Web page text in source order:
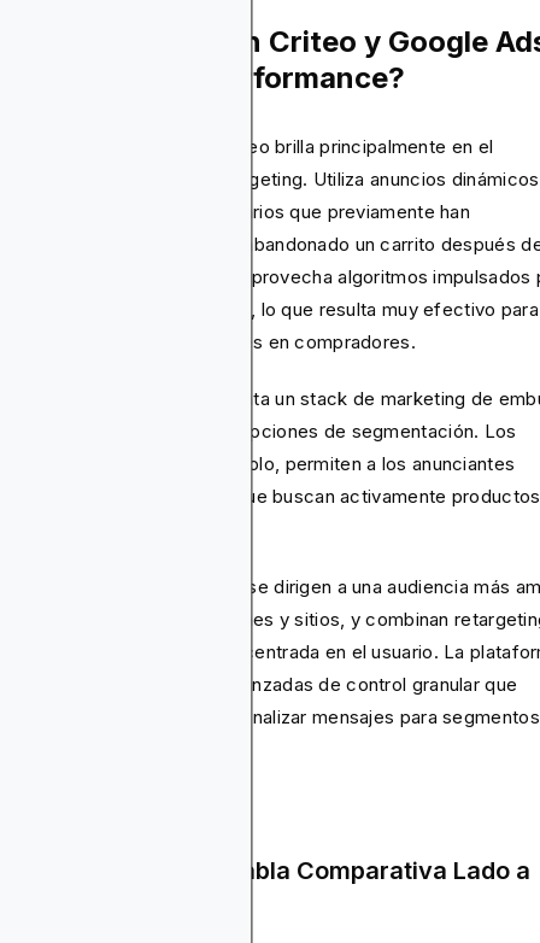
se Comparan Criteo y Google
Publicidad de Performance?
publicitaria de Criteo brilla principalmente en el
de publicidad de retargeting. Utiliza anuncios dinámicos
conectar e involucrar a usuarios que previamente han
con un producto o abandonado un carrito después
artículos. Para lograrlo, aprovecha algoritmos impulsados
una amplia red de publishers, lo que resulta muy efectivo para
visitantes ocasionales en compradores.
Google Ads presenta un stack de marketing de
que abarca múltiples opciones de segmentación. Los
de búsqueda, por ejemplo, permiten a los anunciantes
a clientes potenciales que buscan activamente productos
display de Google se dirigen a una audiencia más
de una red de aplicaciones y sitios, y combinan
contextual y centrada en el usuario. La
ofrece herramientas avanzadas de control granular que
a los anunciantes a personalizar mensajes para
vs Google Ads: Tabla Comparativa Lado a